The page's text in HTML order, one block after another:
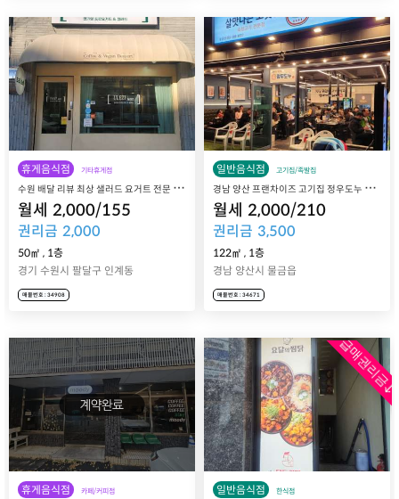
휴게음식점 기타휴게점
수
원 배달 리뷰 최상 샐러드 요거트 전문 브랜드 유러즈 수원인계점 매장 매매 양도
월세 2,000/155
권리금 2,000
50㎡ , 1층
경기 수원시 팔달구 인계동
매물번호 : 34908
일반음식점 고기집/족발집
경
남 양산 프랜차이즈 고기집 정우도누 양산 본점 매장 매매 양도양수
월세 2,000/210
권리금 3,500
122㎡ , 1층
경남 양산시 물금읍
매물번호 : 34671
휴게음식점 카페/커피점
급매권리금↓
일반음식점 한식점